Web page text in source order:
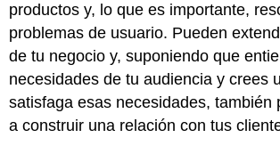
productos y, lo que es importante,
problemas de usuario. Pueden
de tu negocio y, suponiendo que
necesidades de tu audiencia y crees
satisfaga esas necesidades, también
a construir una relación con tus